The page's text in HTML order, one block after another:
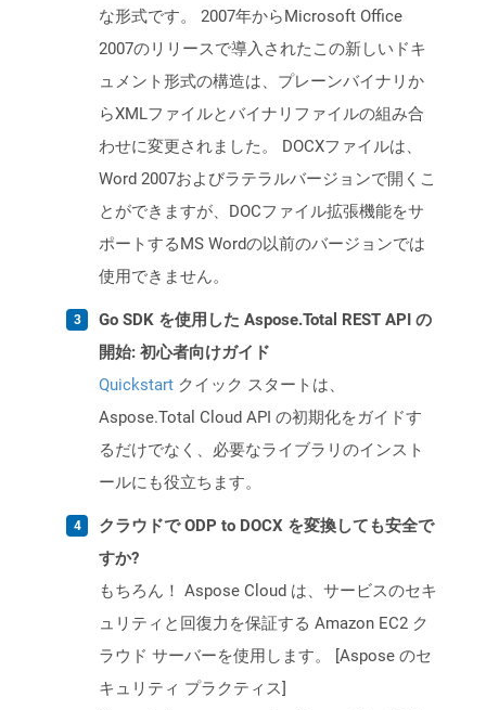
な形式です。 2007年からMicrosoft Office
2007のリリースで導入されたこの新しいドキ
ュメント形式の構造は、プレーンバイナリか
らXMLファイルとバイナリファイルの組み合
わせに変更されました。 DOCXファイルは、
Word 2007およびラテラルバージョンで開くこ
とができますが、DOCファイル拡張機能をサ
ポートするMS Wordの以前のバージョンでは
使用できません。
Go SDK を使用した Aspose.Total REST API の
開始: 初心者向けガイド
Quickstart クイック スタートは、
Aspose.Total Cloud API の初期化をガイドす
るだけでなく、必要なライブラリのインスト
ールにも役立ちます。
クラウドで ODP to DOCX を変換しても安全で
すか?
もちろん！ Aspose Cloud は、サービスのセキ
ュリティと回復力を保証する Amazon EC2 ク
ラウド サーバーを使用します。 [Aspose のセ
キュリティ プラクティス]